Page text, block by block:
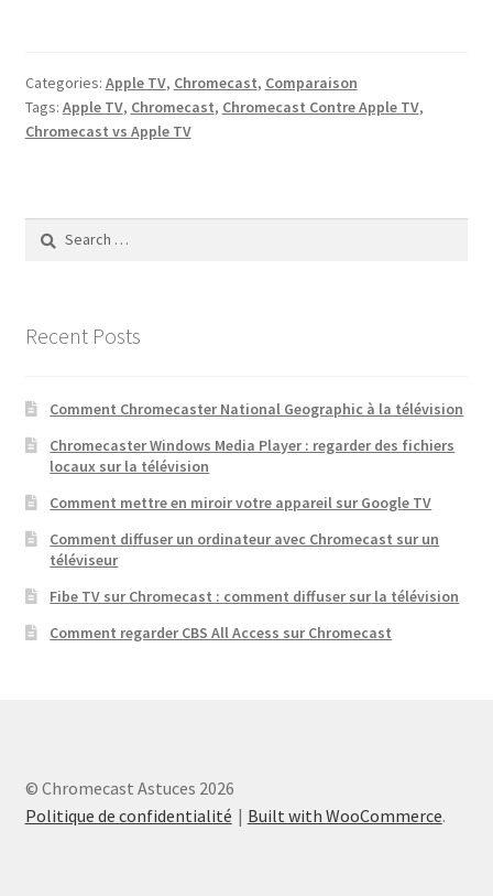
Categories: Apple TV, Chromecast, Comparaison
Tags: Apple TV, Chromecast, Chromecast Contre Apple TV,
Chromecast vs Apple TV
Search
Recent Posts
Comment Chromecaster National Geographic à la télévision
Chromecaster Windows Media Player : regarder des fichiers
locaux sur la télévision
Comment mettre en miroir votre appareil sur Google TV
Comment diffuser un ordinateur avec Chromecast sur un
téléviseur
Fibe TV sur Chromecast : comment diffuser sur la télévision
Comment regarder CBS All Access sur Chromecast
© Chromecast Astuces 2026
Politique de confidentialité
Built with WooCommerce.